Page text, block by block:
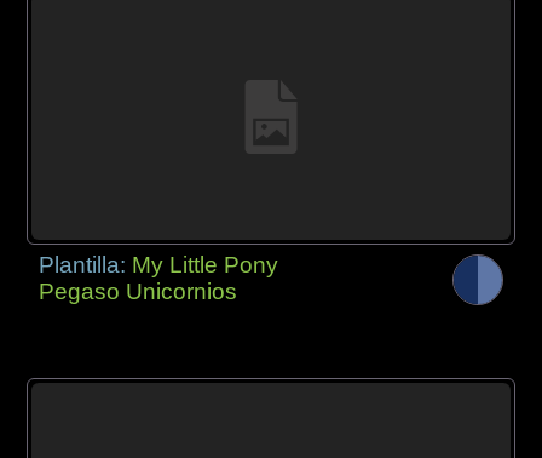
Plantilla: My Little Pony
Pegaso Unicornios